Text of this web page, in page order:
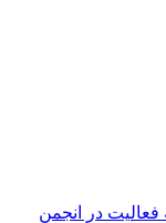
در انجمن